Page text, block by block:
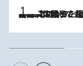
2026.8.5
【阿川佐和子さんの年とる力】なぜ70代で始めた趣味は“こんなに楽しい”のか？ ピアノ、俳句…スランプに陥っても続けられる“ある秘訣”とは